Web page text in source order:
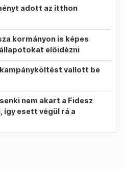
adott az itthon
kormányon is képes
előidézni
vallott be
nem akart a Fidesz
így esett végül rá a